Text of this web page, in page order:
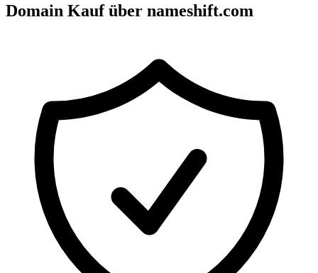
Domain Kauf über nameshift.com